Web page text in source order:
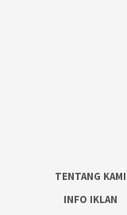
TENTANG KAMI
INFO IKLAN